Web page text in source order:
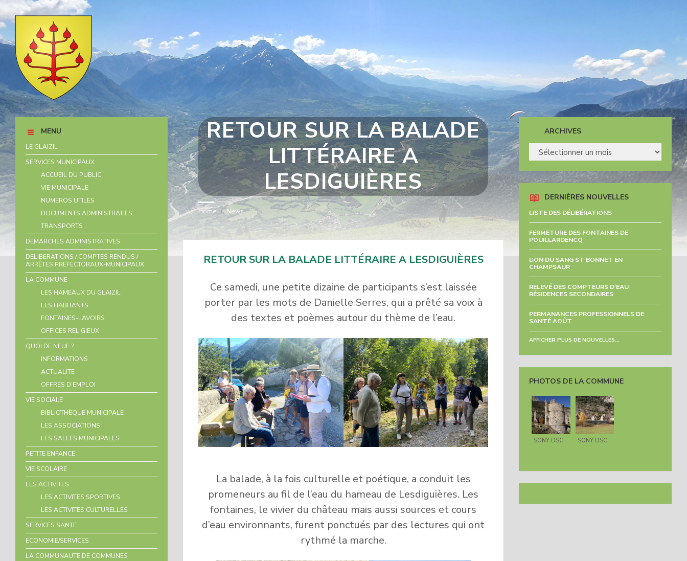
to
content
to
left
sidebar
to
right
sidebar
to
footer
RETOUR SUR LA BALADE
LITTÉRAIRE A
LESDIGUIÈRES
Home / News
RETOUR SUR LA BALADE LITTÉRAIRE A LESDIGUIÈRES
Ce samedi, une petite dizaine de participants s’est laissée
porter par les mots de Danielle Serres, qui a prêté sa voix à
des textes et poèmes autour du thème de l’eau.
La balade, à la fois culturelle et poétique, a conduit les
promeneurs au fil de l’eau du hameau de Lesdiguières. Les
fontaines, le vivier du château mais aussi sources et cours
d’eau environnants, furent ponctués par des lectures qui ont
rythmé la marche.
MENU
LE GLAIZIL
SERVICES MUNICIPAUX
ACCUEIL DU PUBLIC
VIE MUNICIPALE
NUMEROS UTILES
DOCUMENTS ADMINISTRATIFS
TRANSPORTS
DEMARCHES ADMINISTRATIVES
DELIBERATIONS / COMPTES RENDUS /
ARRÊTES PREFECTORAUX-MUNICIPAUX
LA COMMUNE
LES HAMEAUX DU GLAIZIL
LES HABITANTS
FONTAINES-LAVOIRS
OFFICES RELIGIEUX
QUOI DE NEUF ?
INFORMATIONS
ACTUALITE
OFFRES D’EMPLOI
VIE SOCIALE
BIBLIOTHÈQUE MUNICIPALE
LES ASSOCIATIONS
LES SALLES MUNICIPALES
PETITE ENFANCE
VIE SCOLAIRE
LES ACTIVITES
LES ACTIVITES SPORTIVES
LES ACTIVITES CULTURELLES
SERVICES SANTE
ECONOMIE/SERVICES
LA COMMUNAUTE DE COMMUNES
ARCHIVES
ARCHIVES
DERNIÈRES NOUVELLES
LISTE DES DÉLIBÉRATIONS
FERMETURE DES FONTAINES DE
POUILLARDENCQ
DON DU SANG ST BONNET EN
CHAMPSAUR
RELEVÉ DES COMPTEURS D’EAU
RÉSIDENCES SECONDAIRES
PERMANANCES PROFESSIONNELS DE
SANTÉ AOÛT
AFFICHER PLUS DE NOUVELLES...
PHOTOS DE LA COMMUNE
SONY DSC SONY DSC